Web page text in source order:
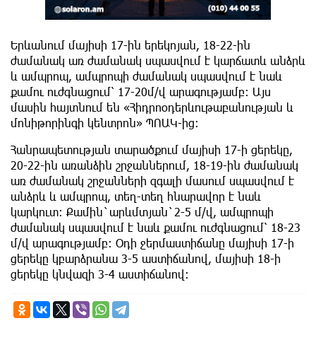
Երևանում մայիսի 17-ին երեկոյան, 18-22-ին
ժամանակ առ ժամանակ սպասվում է կարճատև անձրև
և ամպրոպ, ամպրոպի ժամանակ սպասվում է նաև
քամու ուժգնացում՝ 17-20մ/վ արագությամբ։ Այս
մասին հայտնում են «Հիդրոօդերևութաբանության և
մոնիթորինգի կենտրոն» ՊՈԱԿ-ից:
Հանրապետության տարածքում մայիսի 17-ի ցերեկը,
20-22-ին առանձին շրջաններում, 18-19-ին ժամանակ
առ ժամանակ շրջանների զգալի մասում սպասվում է
անձրև և ամպրոպ, տեղ-տեղ հնարավոր է նաև
կարկուտ: Քամին`արևմտյան`2-5 մ/վ, ամպրոպի
ժամանակ սպասվում է նաև քամու ուժգնացում՝ 18-23
մ/վ արագությամբ։ Օդի ջերմաստիճանը մայիսի 17-ի
ցերեկը կբարձրանա 3-5 աստիճանով, մայիսի 18-ի
ցերեկը կնվազի 3-4 աստիճանով։